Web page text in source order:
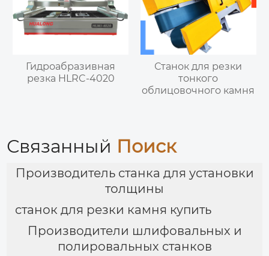
Гидроабразивная
резка HLRC-4020
Станок для резки
тонкого
облицовочного камня
Связанный Поиск
Производитель станка для установки
толщины
станок для резки камня купить
Производители шлифовальных и
полировальных станков